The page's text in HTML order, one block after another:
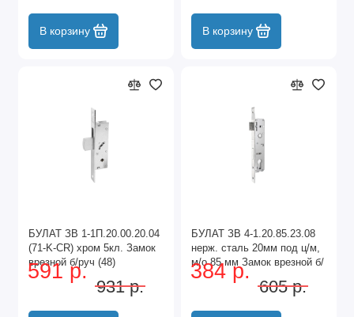
В корзину В корзину
БУЛАТ ЗВ 1-1П.20.00.20.04
(71-K-CR) хром 5кл. Замок
врезной б/руч (48)
591 р.
931 р.
БУЛАТ ЗВ 4-1.20.85.23.08
нерж. сталь 20мм под ц/м,
м/о 85 мм Замок врезной б/
руч (30)
384 р.
605 р.